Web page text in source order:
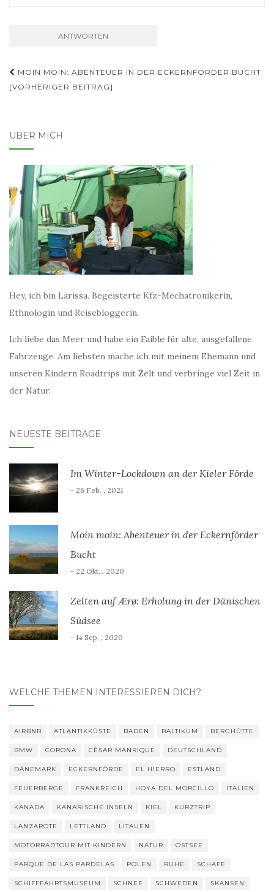
Beitrags-
Navigation
MOIN MOIN: ABENTEUER IN DER ECKERNFÖRDER BUCHT
[VORHERIGER BEITRAG]
ÜBER MICH
Hey, ich bin Larissa. Begeisterte Kfz-Mechatronikerin,
Ethnologin und Reisebloggerin.
Ich liebe das Meer und habe ein Faible für alte, ausgefallene
Fahrzeuge. Am liebsten mache ich mit meinem Ehemann und
unseren Kindern Roadtrips mit Zelt und verbringe viel Zeit in
der Natur.
NEUESTE BEITRÄGE
Im Winter-Lockdown an der Kieler Förde
- 26 Feb. , 2021
Moin moin: Abenteuer in der Eckernförder
Bucht
- 22 Okt. , 2020
Zelten auf Ærø: Erholung in der Dänischen
Südsee
- 14 Sep. , 2020
WELCHE THEMEN INTERESSIEREN DICH?
AIRBNB ATLANTIKKÜSTE BADEN BALTIKUM BERGHÜTTE
BMW CORONA CÉSAR MANRIQUE DEUTSCHLAND
DÄNEMARK ECKERNFÖRDE EL HIERRO ESTLAND
FEUERBERGE FRANKREICH HOYA DEL MORCILLO ITALIEN
KANADA KANARISCHE INSELN KIEL KURZTRIP
LANZAROTE LETTLAND LITAUEN
MOTORRADTOUR MIT KINDERN NATUR OSTSEE
PARQUE DE LAS PARDELAS POLEN RUHE SCHAFE
SCHIFFFAHRTSMUSEUM SCHNEE SCHWEDEN SKANSEN